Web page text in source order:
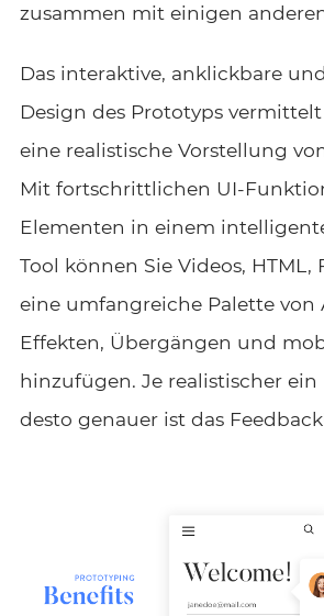
zusammen mit einigen
Das interaktive, anklickbare
Design des Prototyps
eine realistische Vorstellung
Mit fortschrittlichen UI-
Elementen in einem
Tool können Sie Videos, HTML,
eine umfangreiche Palette von
Effekten, Übergängen und
hinzufügen. Je realistischer ein
desto genauer ist das